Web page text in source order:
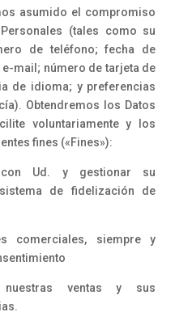
asumido el compromiso
(tales como su
de teléfono; fecha de
mail; número de tarjeta de
de idioma; y preferencias
Obtendremos los Datos
voluntariamente y los
fines («Fines»):
con Ud. y gestionar su
de fidelización de
comerciales, siempre y
ventas y sus